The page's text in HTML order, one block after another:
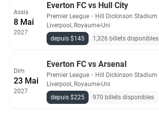
Assis
8 Mai
2027
Everton FC vs Hull City
Premier League ・ Hill Dickinson Stadium
Liverpool, Royaume-Uni
depuis $145
1,326 billets disponibles
Dim
23 Mai
2027
Everton FC vs Arsenal
Premier League ・ Hill Dickinson Stadium
Liverpool, Royaume-Uni
depuis $225
970 billets disponibles